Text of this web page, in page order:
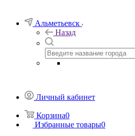
Альметьевск
Назад
Личный кабинет
Корзина0
Избранные товары0